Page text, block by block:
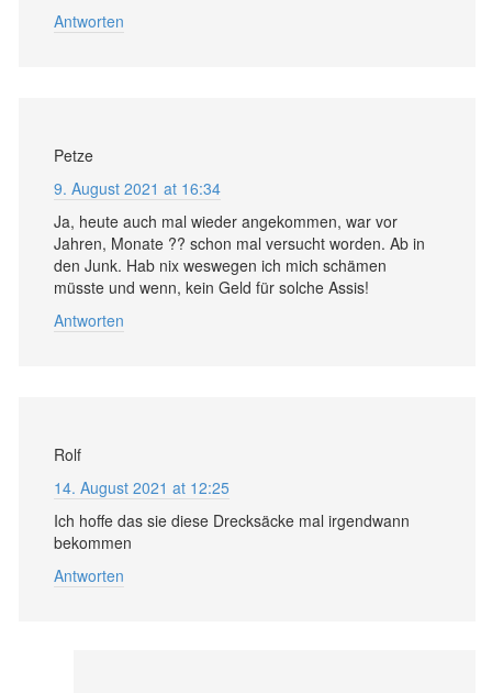
Antworten
Petze
9. August 2021 at 16:34
Ja, heute auch mal wieder angekommen, war vor
Jahren, Monate ?? schon mal versucht worden. Ab in
den Junk. Hab nix weswegen ich mich schämen
müsste und wenn, kein Geld für solche Assis!
Antworten
Rolf
14. August 2021 at 12:25
Ich hoffe das sie diese Drecksäcke mal irgendwann
bekommen
Antworten